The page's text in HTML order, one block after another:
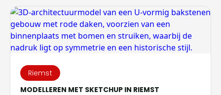
Riemst
MODELLEREN MET SKETCHUP IN RIEMST